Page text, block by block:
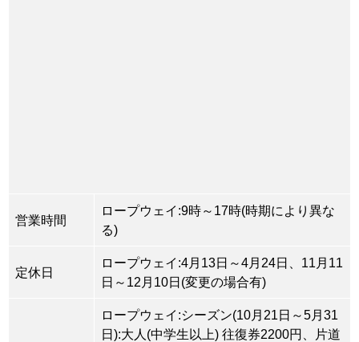
営業時間
ロープウェイ:9時～17時(時期により異な
る)
定休日
ロープウェイ:4月13日～4月24日、11月11
日～12月10日(変更の場合有)
ロープウェイ:シーズン(10月21日～5月31
日):大人(中学生以上) 往復券2200円、片道